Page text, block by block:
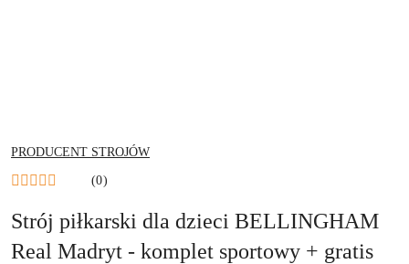
NAZWA
PRODUCENTA:
PRODUCENT STROJÓW
(0)
Strój piłkarski dla dzieci BELLINGHAM
Real Madryt - komplet sportowy + gratis